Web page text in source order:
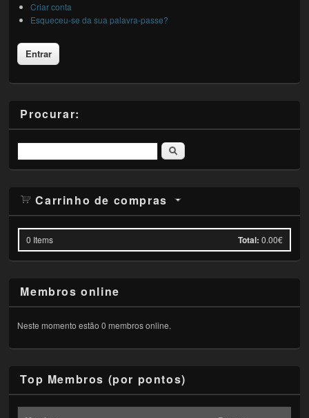
Criar conta
Esqueceu-se da sua palavra-passe?
Procurar:
Pesquisar
Carrinho de compras
0 Items Total: 0.00€
Membros online
Neste momento estão 0 membros online.
Top Membros (por pontos)